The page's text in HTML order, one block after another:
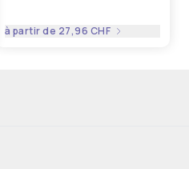
à partir de 27,96 CHF